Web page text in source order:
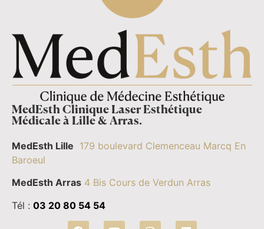
MedEsth Clinique Laser Esthétique
Médicale à Lille & Arras.
MedEsth Lille 179 boulevard Clemenceau Marcq En
Baroeul
MedEsth Arras 4 Bis Cours de Verdun Arras
Tél : 03 20 80 54 54